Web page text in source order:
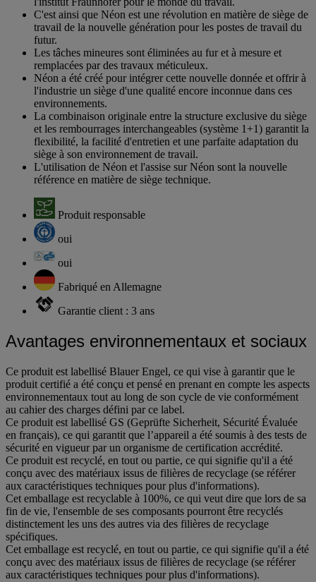
C'est ainsi que Néon est une révolution en matière de siège de
travail de la nouvelle génération pour les postes de travail du
futur.
Les tâches mineures sont éliminées au fur et à mesure et
remplacées par des travaux méticuleux.
Néon a été créé pour intégrer cette nouvelle donnée et offrir à
l'industrie un siège d'une qualité encore inconnue dans ces
environnements.
La combinaison originale entre la structure exclusive du siège
et les rembourrages interchangeables (système 1+1) garantit la
flexibilité, la facilité d'entretien et une parfaite adaptation du
siège à son environnement de travail.
L'utilisation de Néon et l'assise sur Néon sont la nouvelle
référence en matière de siège technique.
Produit responsable
oui
oui
Fabriqué en Allemagne
Garantie client : 3 ans
Avantages environnementaux et sociaux
Ce produit est labellisé Blauer Engel, ce qui vise à garantir que le
produit certifié a été conçu et pensé en prenant en compte les aspects
environnementaux tout au long de son cycle de vie conformément
au cahier des charges défini par ce label.
Ce produit est labellisé GS (Geprüfte Sicherheit, Sécurité Évaluée
en français), ce qui garantit que l’appareil a été soumis à des tests de
sécurité en vigueur par un organisme de certification accrédité.
Ce produit est recyclé, en tout ou partie, ce qui signifie qu'il a été
conçu avec des matériaux issus de filières de recyclage (se référer
aux caractéristiques techniques pour plus d'informations).
Cet emballage est recyclable à 100%, ce qui veut dire que lors de sa
fin de vie, l'ensemble de ses composants pourront être recyclés
distinctement les uns des autres via des filières de recyclage
spécifiques.
Cet emballage est recyclé, en tout ou partie, ce qui signifie qu'il a été
conçu avec des matériaux issus de filières de recyclage (se référer
aux caractéristiques techniques pour plus d'informations).